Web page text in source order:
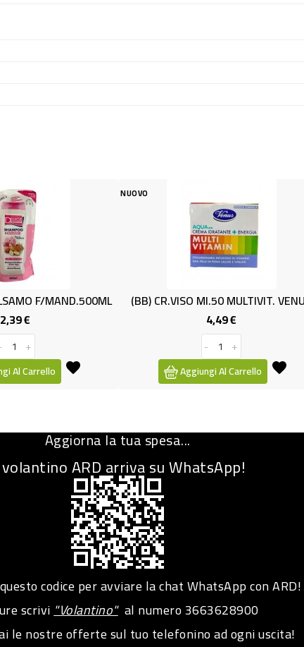
Ml.50 MULTIVIT. VENUS
Aggiungi Al Carrello
Aggiungi Al Carrello
Aggiorna la tua spesa...
ARD arriva su WhatsApp!
codice per avviare la chat WhatsApp con ARD!
scrivi"Volantino"al numero3663628900
le nostre offerte sul tuo telefonino ad ogni uscita!